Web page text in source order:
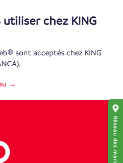
utiliser chez KING
sont acceptés chez KING
→